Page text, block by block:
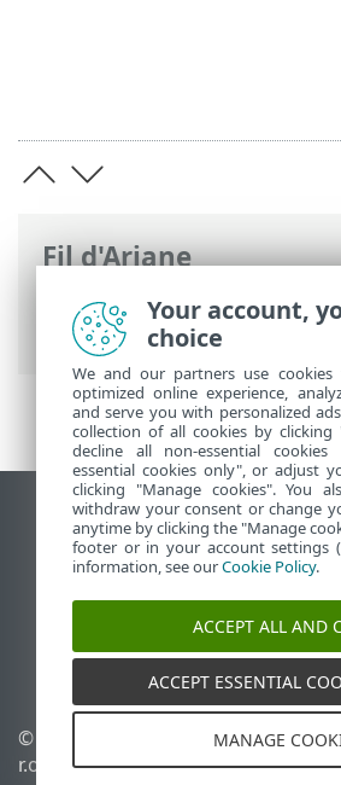
Fil d'Ariane
Aide en ligne d'ESET>
Security >Configuration
Afficher le site pour
End of Life
Base de connaissances ESET
Forum ESET
ESET Status Portal
Assistance régionale
© 1992 - 2026 ESET, spol. s
r.o. - Tous droits réservés.
Your account,
choice
We and our partners use
optimized online experience,
and serve you with personalized
collection of all cookies by clicking
decline all non-essential
essential cookies only", or adjust
clicking "Manage cookies". You
withdraw your consent or change
anytime by clicking the "Manage
footer or in your account settings
information, see ourCookie Policy.
ACCEPT ALL AND
ACCEPT ESSENTIAL
MANAGE